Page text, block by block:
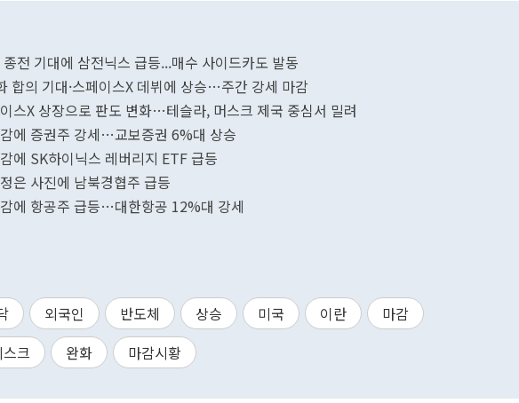
전 기대에 삼전닉스 급등...매수 사이드카도 발동
합의 기대·스페이스X 데뷔에 상승…주간 강세 마감
스X 상장으로 판도 변화…테슬라, 머스크 제국 중심서 밀려
에 증권주 강세…교보증권 6%대 상승
에 SK하이닉스 레버리지 ETF 급등
은 사진에 남북경협주 급등
에 항공주 급등…대한항공 12%대 강세
외국인 반도체 상승 미국 이란
마감
스크 완화 마감시황